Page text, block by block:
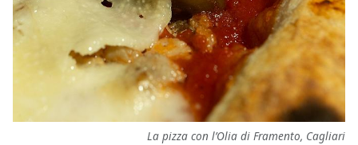
La pizza con l’Olia di Framento, Cagliari